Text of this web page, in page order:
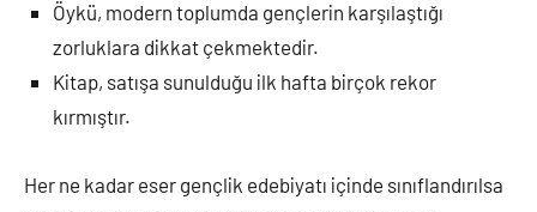
Öykü, modern toplumda gençlerin karşılaştığı
zorluklara dikkat çekmektedir.
Kitap, satışa sunulduğu ilk hafta birçok rekor
kırmıştır.
Her ne kadar eser gençlik edebiyatı içinde sınıflandırılsa